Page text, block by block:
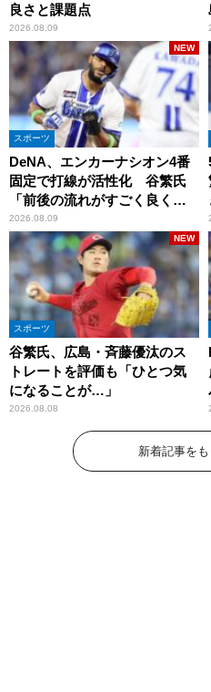
良さと課題点
2026.08.09
スポーツ
DeNA、エンカーナシオン4番
固定で打線が活性化 谷繁氏
「前後の流れがすごく良くな
りましたね」
2026.08.09
NEW
スポーツ
谷繁氏、広島・斉藤優汰のス
トレートを評価も「ひとつ気
になることが…」
2026.08.08
NEW
新着記事を